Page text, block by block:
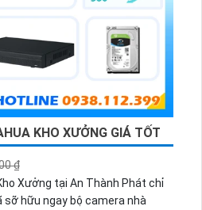
KHO XƯỞNG GIÁ TỐT
₫
Xưởng tại An Thành Phát chỉ
sỡ hữu ngay bộ camera nhà